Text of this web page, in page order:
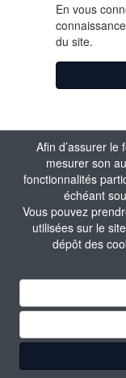
Afin d’assurer
mesurer son
fonctionnalités
échéant
Vous pouvez
utilisées sur le
dépôt des
En vous
du site.